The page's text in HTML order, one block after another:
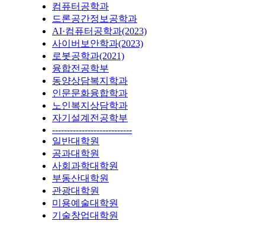
컴퓨터공학과
드론공간정보공학과
AI·컴퓨터공학과(2023)
사이버보안학과(2023)
로봇공학과(2021)
융합전공학부
동양상담복지학과
인문문화융합학과
노인복지상담학과
자기설계전공학부
---------------------------
일반대학원
공과대학원
사회과학대학원
부동산대학원
관광대학원
미용예술대학원
기술창업대학원